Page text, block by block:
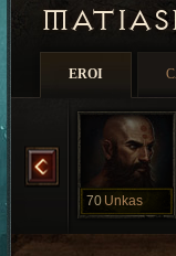
EROI
70 Unkas